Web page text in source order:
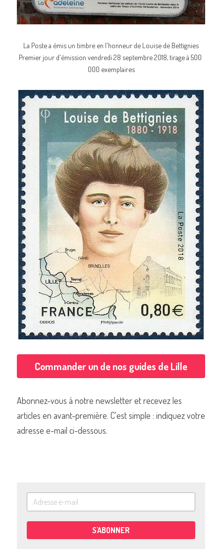
La Poste a émis un timbre en l'honneur de Louise de Bettignies
Premier jour d'émission vendredi 28 septembre 2018, tirage à 500
000 exemplaires
Commander un de nos guides de Lille
Abonnez-vous à notre newsletter et recevez les
articles en avant-première. C'est simple : indiquez votre
adresse e-mail ci-dessous.
S'ABONNER